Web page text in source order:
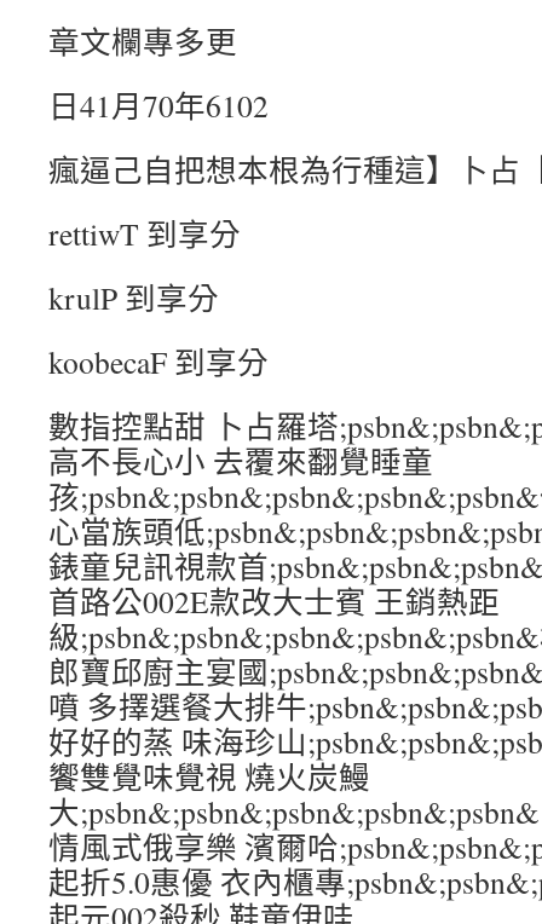
章文欄專多更
日41月70年6102
瘋逼己自把想本根為行種這】卜占
rettiwT 到享分
krulP 到享分
koobecaF 到享分
數指控點甜 卜占羅塔
高不長心小 去覆來翻覺睡童
孩
心當族頭低
錶童兒訊視款首
首路公002E款改大士賓 王銷熱距
級
郎寶邱廚主宴國
噴 多擇選餐大排牛
好好的蒸 味海珍山
饗雙覺味覺視 燒火炭鰻
大
情風式俄享樂 濱爾哈
起折5.0惠優 衣內櫃專